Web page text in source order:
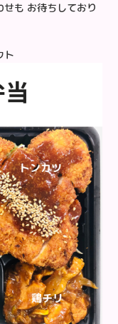
も お待ちしており
ト